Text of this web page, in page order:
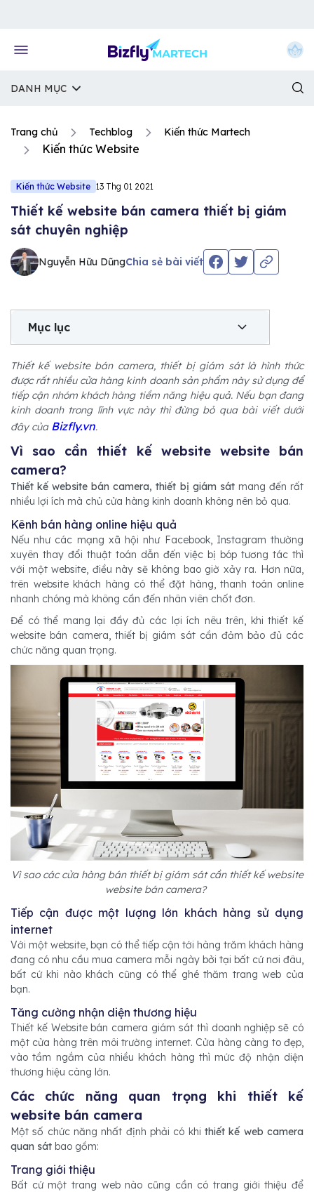
DANH MỤC
Trang chủ Techblog Kiến thức Martech
Kiến thức Website
Kiến thức Website 13 Thg 01 2021
Thiết kế website bán camera thiết bị giám
sát chuyên nghiệp
Nguyễn Hữu DũngChia sẻ bài viết
Mục lục
Thiết kế website bán camera, thiết bị giám sát là hình thức
được rất nhiều cửa hàng kinh doanh sản phẩm này sử dụng để
tiếp cận nhóm khách hàng tiềm năng hiệu quả. Nếu bạn đang
kinh doanh trong lĩnh vực này thì đừng bỏ qua bài viết dưới
đây của Bizfly.vn.
Vì sao cần thiết kế website website bán
camera?
Thiết kế website bán camera, thiết bị giám sátmang đến rất
nhiều lợi ích mà chủ cửa hàng kinh doanh không nên bỏ qua.
Kênh bán hàng online hiệu quả
Nếu như các mạng xã hội như Facebook, Instagram thường
xuyên thay đổi thuật toán dẫn đến việc bị bóp tương tác thì
với một website, điều này sẽ không bao giờ xảy ra. Hơn nữa,
trên website khách hàng có thể đặt hàng, thanh toán online
nhanh chóng mà không cần đến nhân viên chốt đơn.
Để có thể mang lại đầy đủ các lợi ích nêu trên, khi thiết kế
website bán camera, thiết bị giám sát cần đảm bảo đủ các
chức năng quan trọng.
Vì sao các cửa hàng bán thiết bị giám sát cần thiết kế website
website bán camera?
Tiếp cận được một lượng lớn khách hàng sử dụng
internet
Với một website, bạn có thể tiếp cận tới hàng trăm khách hàng
đang có nhu cầu mua camera mỗi ngày bởi tại bất cứ nơi đâu,
bất cứ khi nào khách cũng có thể ghé thăm trang web của
bạn.
Tăng cường nhận diện thương hiệu
Thiết kế Website bán camera giám sát thì doanh nghiệp sẽ có
một cửa hàng trên môi trường internet. Cửa hàng càng to đẹp,
vào tầm ngắm của nhiều khách hàng thì mức độ nhận diện
thương hiệu càng lớn.
Các chức năng quan trọng khi thiết kế
website bán camera
Một số chức năng nhất định phải có khi thiết kế web camera
quan sát bao gồm:
Trang giới thiệu
Bất cứ một trang web nào cũng cần có trang giới thiệu để